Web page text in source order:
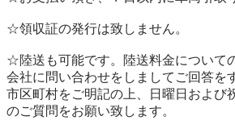
☆領収証の発行は致しません。
☆陸送も可能です。陸送料金について
会社に問い合わせをしましてご回答を
市区町村をご明記の上、日曜日および
のご質問をお願い致します。